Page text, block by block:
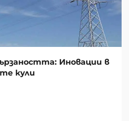
Иновации в
кули